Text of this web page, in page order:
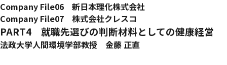
従業員のココロとカラダの健康がアイセロブランドの品質と技
術を支えている
Company File06 新日本理化株式会社
「働きやすい職場」だけでなく「働きがいのある職場」を目指
して
Company File07 株式会社クレスコ
クレスコグループは最高のテクノロジーと絆で“わくわくする
未来”を創造します
PART4 就職先選びの判断材料としての健康経営
法政大学人間環境学部教授 金藤 正直